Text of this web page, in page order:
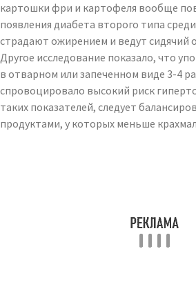
картошки фри и картофеля вообще
появления диабета второго типа
страдают ожирением и ведут сидячий
Другое исследование показало, что
в отварном или запеченном виде 3-4
спровоцировало высокий риск
таких показателей, следует
продуктами, у которых меньше